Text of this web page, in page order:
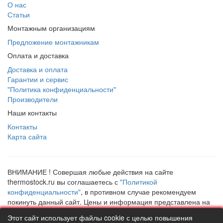
Надёжность и долговечность:
качественных материалов, что обеспечивает его
герметичность соединения, что предотвращает протечки и
обеспечивает бесперебойную работу системы.
Простота монтажа:
легко монтируется и демонтируется, что упрощает процесс
установки и обслуживания системы.
Технические характеристики
Резьба
Диаметр
20x2,0 - 1/2"
Высота шейки
53 мм
Количество отверстий3
Материал
Высококачественный сплав
О нас
Статьи
Монтажным организациям
Предложение монтажникам
Оплата и доставка
Доставка и оплата
Гарантии и сервис
"Политика конфиденциальности"
Производители
Наши контакты
Контакты
Карта сайта
ВНИМАНИЕ ! Совершая любые действия на сайте
thermostock.ru вы соглашаетесь с "Политикой
конфиденциальности", в противном случае рекомендуем
покинуть данный сайт. Цены и информация представлена на
Этот сайт использует файлы cookie с целью повышения